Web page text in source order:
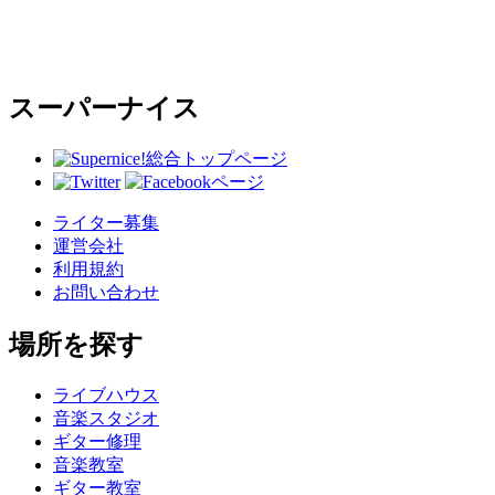
スーパーナイス
総合トップページ
ライター募集
運営会社
利用規約
お問い合わせ
場所を探す
ライブハウス
音楽スタジオ
ギター修理
音楽教室
ギター教室